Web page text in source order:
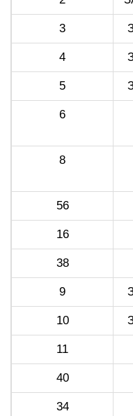
3
4
5
6
8
56
16
38
9
10
11
40
34